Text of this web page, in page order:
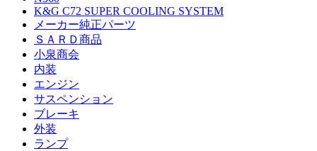
K&G C72 SUPER COOLING SYSTEM
メーカー純正パーツ
ＳＡＲＤ商品
小泉商会
内装
エンジン
サスペンション
ブレーキ
外装
ランプ